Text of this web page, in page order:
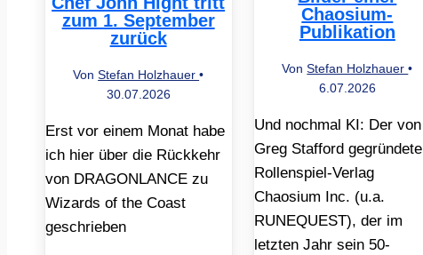
zum 1. September
zurück
VonStefan Holzhauer•
30.07.2026
Erst vor einem Monat habe
ich hier über die Rückkehr
von DRAGONLANCE zu
Wizards of the Coast
geschrieben
Chaosium-
Publikation
VonStefan Holzhauer•
6.07.2026
Und nochmal KI: Der von
Greg Stafford gegründete
Rollenspiel-Verlag
Chaosium Inc. (u.a.
RUNEQUEST), der im
letzten Jahr sein 50-